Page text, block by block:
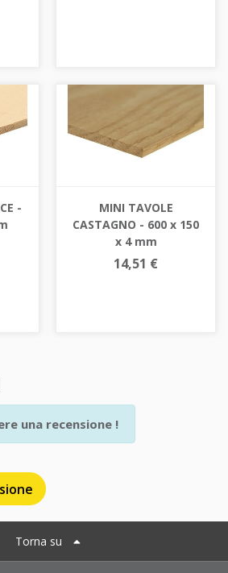
-
MINI TAVOLE
CASTAGNO - 600 x 150
x 4 mm
14,51 €
una recensione !
Torna su